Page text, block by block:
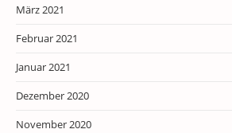
März 2021
Februar 2021
Januar 2021
Dezember 2020
November 2020